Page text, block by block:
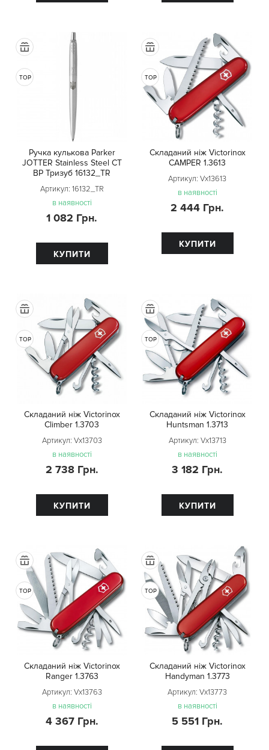
TOP
Ручка кулькова Parker
JOTTER Stainless Steel CT
BP Тризуб 16132_TR
Артикул: 16132_TR
в наявності
1 082 Грн.
КУПИТИ
TOP
Складаний ніж Victorinox
CAMPER 1.3613
Артикул: Vx13613
в наявності
2 444 Грн.
КУПИТИ
TOP
Складаний ніж Victorinox
Climber 1.3703
Артикул: Vx13703
в наявності
2 738 Грн.
КУПИТИ
TOP
Складаний ніж Victorinox
Huntsman 1.3713
Артикул: Vx13713
в наявності
3 182 Грн.
КУПИТИ
TOP
Складаний ніж Victorinox
Ranger 1.3763
Артикул: Vx13763
в наявності
4 367 Грн.
TOP
Складаний ніж Victorinox
Handyman 1.3773
Артикул: Vx13773
в наявності
5 551 Грн.